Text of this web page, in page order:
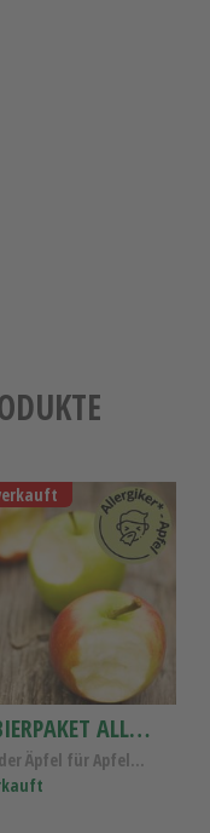
PROBIERPAKET ALLERGIKER-ÄPFEL 4 SORTEN
Altländer Äpfel für Apfelallergiker, Probierpaket ...